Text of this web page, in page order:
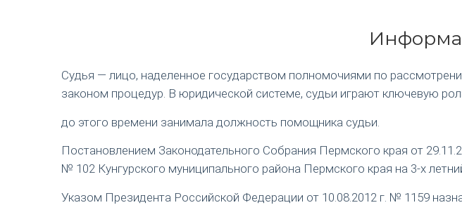
Судья — лицо, наделенное государством полномочиями по
законом процедур. В юридической системе, судьи играют ключевую
до этого времени занимала должность помощника судьи.
Постановлением Законодательного Собрания Пермского края от
№ 102 Кунгурского муниципального района Пермского края на 3-х
Указом Президента Российской Федерации от 10.08.2012 г. № 1159